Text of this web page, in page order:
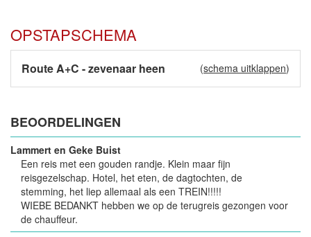
OPSTAPSCHEMA
Route A+C - zevenaar heen (schema uitklappen)
BEOORDELINGEN
Lammert en Geke Buist
Een reis met een gouden randje. Klein maar fijn
reisgezelschap. Hotel, het eten, de dagtochten, de
stemming, het liep allemaal als een TREIN!!!!!
WIEBE BEDANKT hebben we op de terugreis gezongen voor
de chauffeur.